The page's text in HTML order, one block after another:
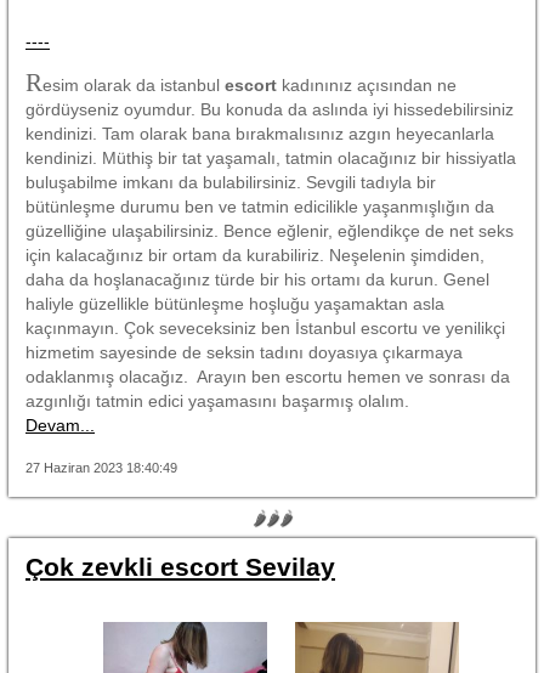
----
Resim olarak da istanbul escort kadınınız açısından ne
gördüyseniz oyumdur. Bu konuda da aslında iyi hissedebilirsiniz
kendinizi. Tam olarak bana bırakmalısınız azgın heyecanlarla
kendinizi. Müthiş bir tat yaşamalı, tatmin olacağınız bir hissiyatla
buluşabilme imkanı da bulabilirsiniz. Sevgili tadıyla bir
bütünleşme durumu ben ve tatmin edicilikle yaşanmışlığın da
güzelliğine ulaşabilirsiniz. Bence eğlenir, eğlendikçe de net seks
için kalacağınız bir ortam da kurabiliriz. Neşelenin şimdiden,
daha da hoşlanacağınız türde bir his ortamı da kurun. Genel
haliyle güzellikle bütünleşme hoşluğu yaşamaktan asla
kaçınmayın. Çok seveceksiniz ben İstanbul escortu ve yenilikçi
hizmetim sayesinde de seksin tadını doyasıya çıkarmaya
odaklanmış olacağız. Arayın ben escortu hemen ve sonrası da
azgınlığı tatmin edici yaşamasını başarmış olalım.
Devam...
27 Haziran 2023 18:40:49
🌶🌶🌶
Çok zevkli escort Sevilay